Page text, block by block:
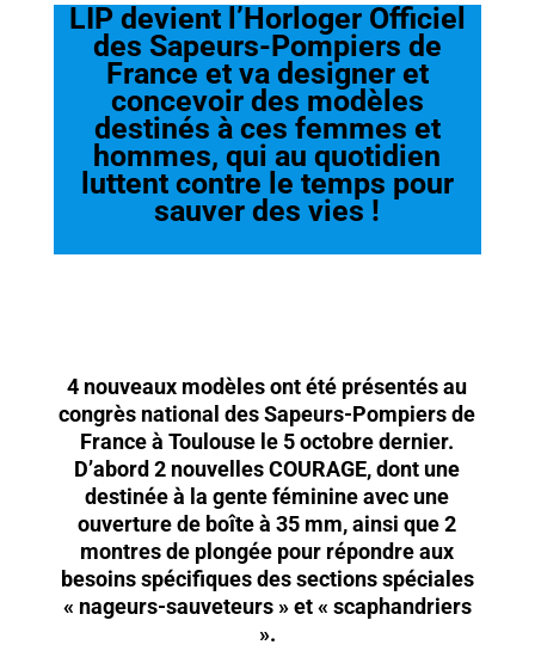
LIP devient l’Horloger Officiel
des Sapeurs-Pompiers de
France et va designer et
concevoir des modèles
destinés à ces femmes et
hommes, qui au quotidien
luttent contre le temps pour
sauver des vies !
4 nouveaux modèles ont été présentés au
congrès national des Sapeurs-Pompiers de
France à Toulouse le 5 octobre dernier.
D’abord 2 nouvelles COURAGE, dont une
destinée à la gente féminine avec une
ouverture de boîte à 35 mm, ainsi que 2
montres de plongée pour répondre aux
besoins spécifiques des sections spéciales
« nageurs-sauveteurs » et « scaphandriers
».